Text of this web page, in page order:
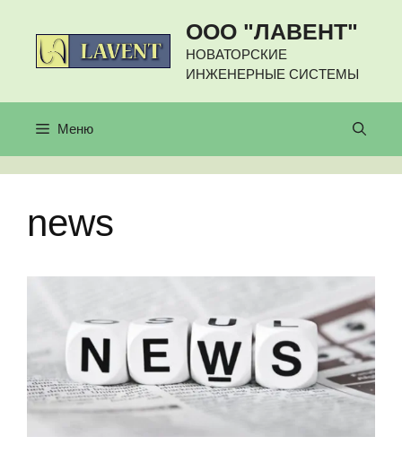
содержимому
ООО "ЛАВЕНТ"
НОВАТОРСКИЕ
ИНЖЕНЕРНЫЕ СИСТЕМЫ
Меню
news